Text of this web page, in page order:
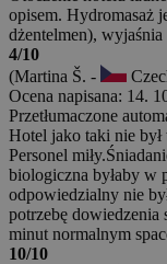
opisem. Hydromasaż
dżentelmen),
4/10
(Martina Š. -
Ocena napisana: 14.
Przetłumaczone
Hotel jako taki nie był
Personel
biologiczna byłaby w
odpowiedzialny nie
potrzebę dowiedzenia
minut normalnym
10/10